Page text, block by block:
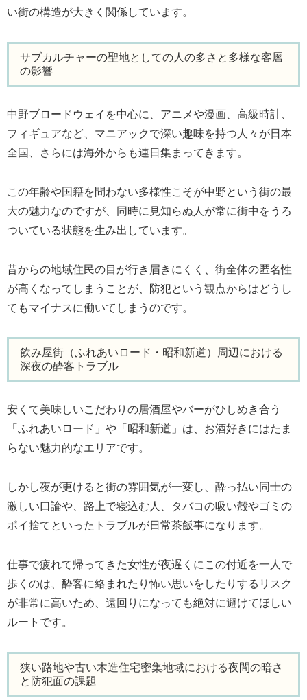
い街の構造が大きく関係しています。
サブカルチャーの聖地としての人の多さと多様な客層
の影響
中野ブロードウェイを中心に、アニメや漫画、高級時計、
フィギュアなど、マニアックで深い趣味を持つ人々が日本
全国、さらには海外からも連日集まってきます。
この年齢や国籍を問わない多様性こそが中野という街の最
大の魅力なのですが、同時に見知らぬ人が常に街中をうろ
ついている状態を生み出しています。
昔からの地域住民の目が行き届きにくく、街全体の匿名性
が高くなってしまうことが、防犯という観点からはどうし
てもマイナスに働いてしまうのです。
飲み屋街（ふれあいロード・昭和新道）周辺における
深夜の酔客トラブル
安くて美味しいこだわりの居酒屋やバーがひしめき合う
「ふれあいロード」や「昭和新道」は、お酒好きにはたま
らない魅力的なエリアです。
しかし夜が更けると街の雰囲気が一変し、酔っ払い同士の
激しい口論や、路上で寝込む人、タバコの吸い殻やゴミの
ポイ捨てといったトラブルが日常茶飯事になります。
仕事で疲れて帰ってきた女性が夜遅くにこの付近を一人で
歩くのは、酔客に絡まれたり怖い思いをしたりするリスク
が非常に高いため、遠回りになっても絶対に避けてほしい
ルートです。
狭い路地や古い木造住宅密集地域における夜間の暗さ
と防犯面の課題